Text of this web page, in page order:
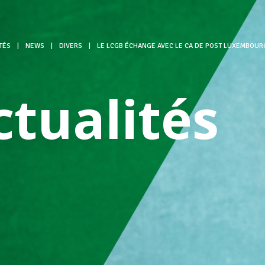
NEWS DIVERS LE LCGB ÉCHANGE AVEC LE CA DE POST